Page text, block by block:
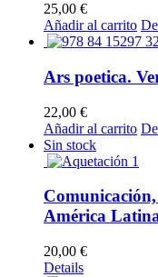
25,00 €
Añadir al carrito
Ars poetica.
22,00 €
Añadir al carrito
Sin stock
América
20,00 €
Details